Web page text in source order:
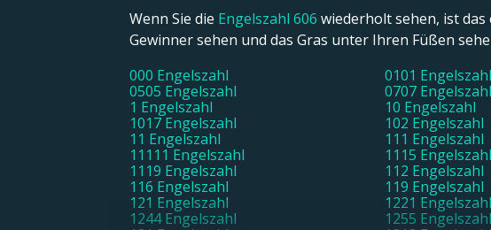
Wenn Sie die Engelszahl 606 wiederholt sehen, ist das
Gewinner sehen und das Gras unter Ihren Füßen
000 Engelszahl
0101 Engelszahl
0505 Engelszahl
0707 Engelszahl
1 Engelszahl
10 Engelszahl
1017 Engelszahl
102 Engelszahl
11 Engelszahl
111 Engelszahl
11111 Engelszahl
1115 Engelszahl
1119 Engelszahl
112 Engelszahl
116 Engelszahl
119 Engelszahl
121 Engelszahl
1221 Engelszahl
1244 Engelszahl
1255 Engelszahl